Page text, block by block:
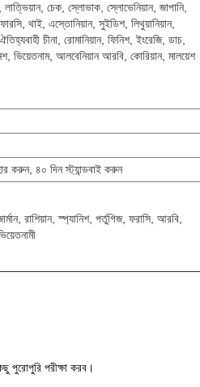
লাত্ভিয়ান, চেক, স্লোভাক, স্লোভেনিয়ান, জাপানি,
থাই, এস্তোনিয়ান, সুইডিশ, লিথুয়ানিয়ান,
চীনা, রোমানিয়ান, ফিনিশ, ইংরেজি, ডাচ,
ভিয়েতনাম, আলবেনিয়ান আরবি, কোরিয়ান, মালয়েশ
করুন, ৪০ দিন স্ট্যান্ডবাই করুন
রাশিয়ান, স্প্যানিশ, পর্তুগিজ, ফরাসি, আরবি,